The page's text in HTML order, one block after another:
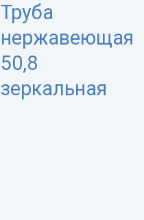
Труба
нержавеющая
50,8
зеркальная